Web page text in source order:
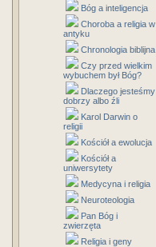
Bóg a inteligencja
Choroba a religia w
antyku
Chronologia biblijna
Czy przed wielkim
wybuchem był Bóg?
Dlaczego jesteśmy
dobrzy albo źli
Karol Darwin o
religii
Kościół a ewolucja
Kościół a
uniwersytety
Medycyna i religia
Neuroteologia
Pan Bóg i
zwierzęta
Religia i geny